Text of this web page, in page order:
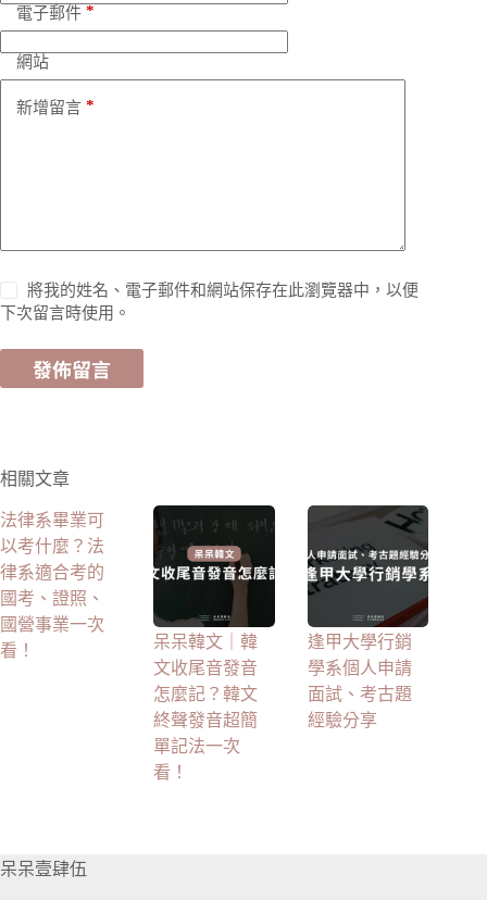
電子郵件*
網站
新增留言 *
將我的姓名、電子郵件和網站保存在此瀏覽器中，以便
下次留言時使用。
發佈留言
t
i
相關文章
法律系畢業可
以考什麼？法
律系適合考的
國考、證照、
國營事業一次
看！
呆呆韓文｜韓
文收尾音發音
怎麼記？韓文
終聲發音超簡
單記法一次
看！
逢甲大學行銷
學系個人申請
面試、考古題
經驗分享
呆呆壹肆伍